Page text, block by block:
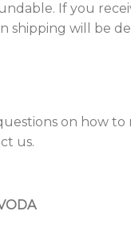
If you
shipping will be
on how
us.